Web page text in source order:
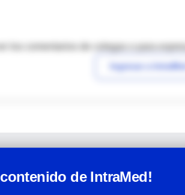
los comentarios de colegas o para
Ingresar a IntraMed
de IntraMed!